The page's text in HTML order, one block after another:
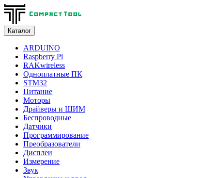
Каталог
ARDUINO
Raspberry Pi
RAKwireless
Одноплатные ПК
STM32
Питание
Моторы
Драйверы и ШИМ
Беспроводные
Датчики
Программирование
Преобразователи
Дисплеи
Измерение
Звук